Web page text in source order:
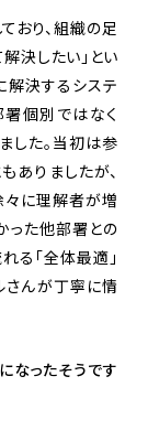
おり、組織の足
決したい」とい
解決するシステ
個別ではなく
した。当初は参
ありましたが、
々に理解者が増
った他部署との
る「全体最適」
さんが丁寧に情
なったそうです